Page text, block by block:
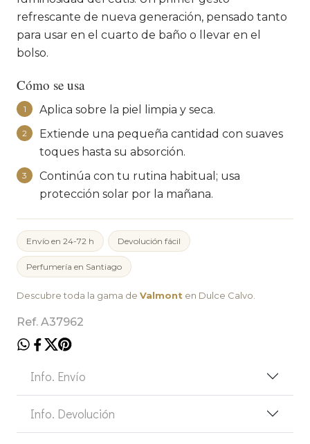
refrescante de nueva generación, pensado tanto
para usar en el cuarto de baño o llevar en el
bolso.
Cómo se usa
1 Aplica sobre la piel limpia y seca.
2
Extiende una pequeña cantidad con suaves
toques hasta su absorción.
3
Continúa con tu rutina habitual; usa
protección solar por la mañana.
Envío en 24-72 h Devolución fácil
Perfumería en Santiago
Descubre toda la gama de Valmont en Dulce Calvo.
Ref. A37962
Info. Envío
Info. Devolución